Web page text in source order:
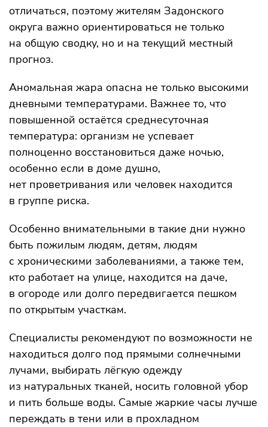
отличаться, поэтому жителям Задонского
округа важно ориентироваться не только
на общую сводку, но и на текущий местный
прогноз.
Аномальная жара опасна не только высокими
дневными температурами. Важнее то, что
повышенной остаётся среднесуточная
температура: организм не успевает
полноценно восстановиться даже ночью,
особенно если в доме душно,
нет проветривания или человек находится
в группе риска.
Особенно внимательными в такие дни нужно
быть пожилым людям, детям, людям
с хроническими заболеваниями, а также тем,
кто работает на улице, находится на даче,
в огороде или долго передвигается пешком
по открытым участкам.
Специалисты рекомендуют по возможности не
находиться долго под прямыми солнечными
лучами, выбирать лёгкую одежду
из натуральных тканей, носить головной убор
и пить больше воды. Самые жаркие часы лучше
переждать в тени или в прохладном